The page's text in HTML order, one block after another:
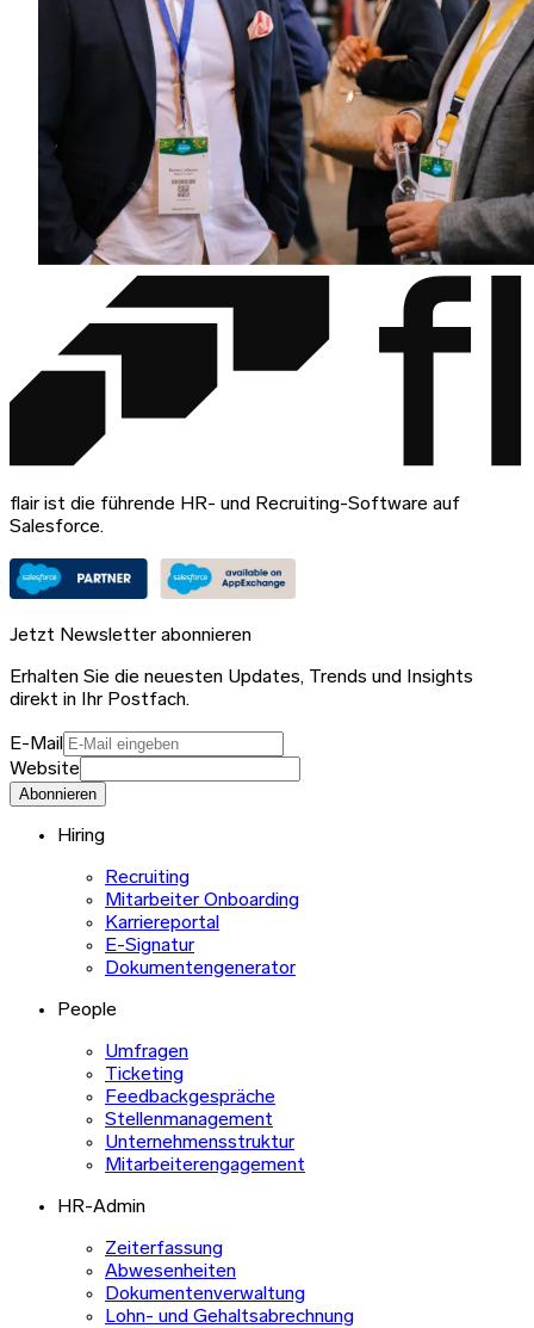
flair ist die führende HR- und Recruiting-Software auf
Salesforce.
Jetzt Newsletter abonnieren
Erhalten Sie die neuesten Updates, Trends und Insights
direkt in Ihr Postfach.
E-Mail
Website
Abonnieren
Hiring
Recruiting
Mitarbeiter Onboarding
Karriereportal
E-Signatur
Dokumentengenerator
People
Umfragen
Ticketing
Feedbackgespräche
Stellenmanagement
Unternehmensstruktur
Mitarbeiterengagement
HR-Admin
Zeiterfassung
Abwesenheiten
Dokumentenverwaltung
Lohn- und Gehaltsabrechnung